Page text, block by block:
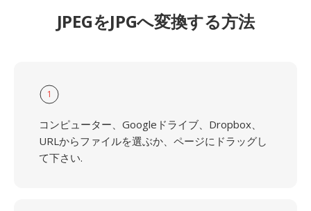
JPEGをJPGへ変換する方法
1
コンピューター、Googleドライブ、Dropbox、
URLからファイルを選ぶか、ページにドラッグし
て下さい.